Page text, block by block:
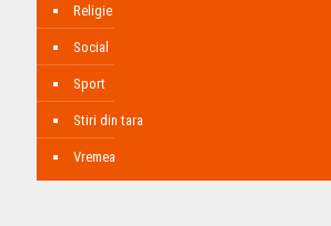
Religie
Social
Sport
Stiri din tara
Vremea